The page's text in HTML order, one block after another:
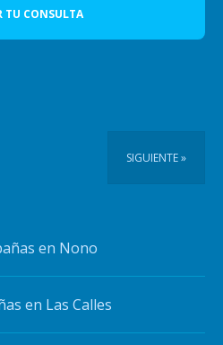
TU CONSULTA
SIGUIENTE »
en Nono
en Las Calles